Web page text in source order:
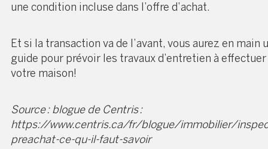
une condition incluse dans l’offre d’achat.
Et si la transaction va de l’avant, vous aurez en main
guide pour prévoir les travaux d’entretien à
votre maison!
Source : blogue de Centris :
https://www.centris.ca/fr/blogue/immobilier/
preachat-ce-qu-il-faut-savoir